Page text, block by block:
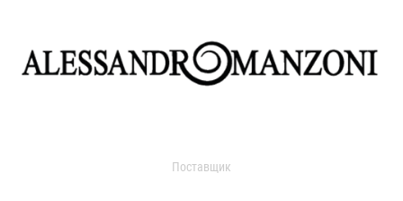
Поставщик